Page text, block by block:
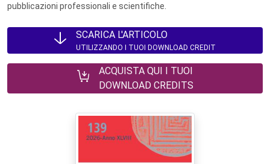
pubblicazioni professionali e scientifiche.
SCARICA L'ARTICOLO
UTILIZZANDO I TUOI DOWNLOAD CREDIT
ACQUISTA QUI I TUOI
DOWNLOAD CREDITS